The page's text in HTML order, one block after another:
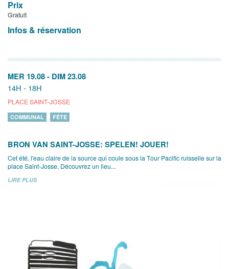
Prix
Gratuit
Infos & réservation
MER 19.08 - DIM 23.08
14H - 18H
PLACE SAINT-JOSSE
COMMUNAL FÊTE
BRON VAN SAINT-JOSSE: SPELEN! JOUER!
Cet été, l'eau claire de la source qui coule sous la Tour Pacific ruisselle sur la
place Saint-Josse. Découvrez un lieu...
LIRE PLUS